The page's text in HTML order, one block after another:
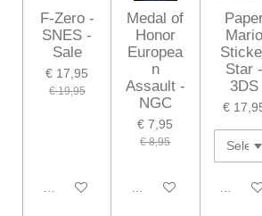
F-Zero -
SNES -
Sale
€ 17,95
€ 19,95
Houd mij op de hoogte
Medal of
Honor
Europea
n
Assault -
NGC
€ 7,95
€ 8,95
Houd mij op de hoogte
Mario
Star -
3DS
€
Houd